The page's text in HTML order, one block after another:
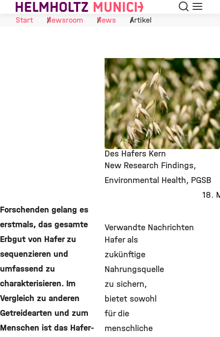
Skip to Content Suche
Start
Newsroom News Artikel
©
Des Hafers Kern
New Research Findings
Environmental Health PGSB
18.
Forschenden gelang es
erstmals, das gesamte
Erbgut von Hafer zu
sequenzieren und
umfassend zu
charakterisieren. Im
Vergleich zu anderen
Getreidearten und zum
Menschen ist das Hafer-
Verwandte Nachrichten
Hafer als
zukünftige
Nahrungsquelle
zu sichern,
bietet sowohl
für die
menschliche